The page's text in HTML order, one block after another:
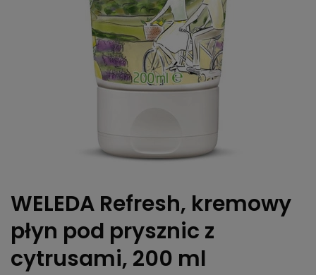
WELEDA Refresh, kremowy
płyn pod prysznic z
cytrusami, 200 ml